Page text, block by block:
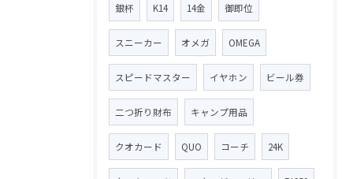
銀杯 K14 14金 御即位
スニーカー オメガ OMEGA
スピードマスター イヤホン ビール券
二つ折り財布 キャンプ用品
クオカード QUO コーチ 24K